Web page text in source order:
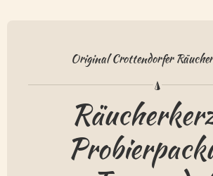
Original Crottendorfer